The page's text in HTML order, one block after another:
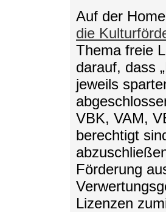
Auf der
die
Thema freie
darauf, dass
jeweils
VBK, VAM,
berechtigt
Förderung
Lizenzen